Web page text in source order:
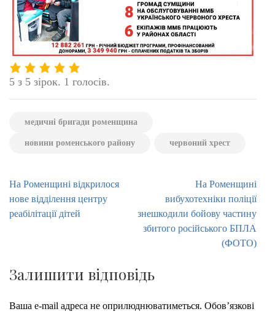
5 з 5 зірок. 1 голосів.
медичні бригади роменщина
новини роменського району червоний хрест
Навігація
записів
На Роменщині відкрилося
нове відділення центру
реабілітації дітей
На Роменщині
вибухотехніки поліції
знешкодили бойову частину
збитого російського БПЛА
(ФОТО)
Залишити відповідь
Ваша e-mail адреса не оприлюднюватиметься. Обов’язкові